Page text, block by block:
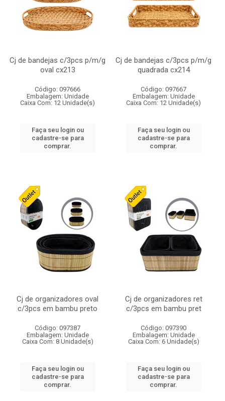
Cj de bandejas c/3pcs p/m/g
oval cx213
Código: 097666
Embalagem: Unidade
Caixa Com: 12 Unidade(s)
Faça seu login ou
cadastre-se para
comprar.
Cj de bandejas c/3pcs p/m/g
quadrada cx214
Código: 097667
Embalagem: Unidade
Caixa Com: 12 Unidade(s)
Faça seu login ou
cadastre-se para
comprar.
Cj de organizadores oval
c/3pcs em bambu preto
Código: 097387
Embalagem: Unidade
Caixa Com: 8 Unidade(s)
Faça seu login ou
cadastre-se para
comprar.
Cj de organizadores ret
c/3pcs em bambu pret
Código: 097390
Embalagem: Unidade
Caixa Com: 6 Unidade(s)
Faça seu login ou
cadastre-se para
comprar.